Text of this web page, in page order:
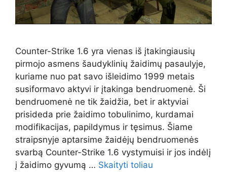
Counter-Strike 1.6 yra vienas iš įtakingiausių
pirmojo asmens šaudyklinių žaidimų pasaulyje,
kuriame nuo pat savo išleidimo 1999 metais
susiformavo aktyvi ir įtakinga bendruomenė. Ši
bendruomenė ne tik žaidžia, bet ir aktyviai
prisideda prie žaidimo tobulinimo, kurdamai
modifikacijas, papildymus ir tęsimus. Šiame
straipsnyje aptarsime žaidėjų bendruomenės
svarbą Counter-Strike 1.6 vystymuisi ir jos indėlį
į žaidimo gyvumą … Skaityti toliau